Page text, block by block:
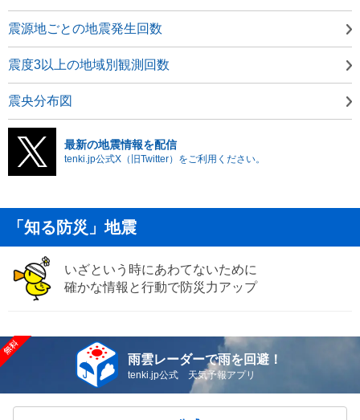
震源地ごとの地震発生回数
震度3以上の地域別観測回数
震央分布図
最新の地震情報を配信
tenki.jp公式X（旧Twitter）をご利用ください。
「知る防災」地震
いざという時にあわてないために
確かな情報と行動で防災力アップ
雨雲レーダーで雨を回避！
tenki.jp公式 天気予報アプリ